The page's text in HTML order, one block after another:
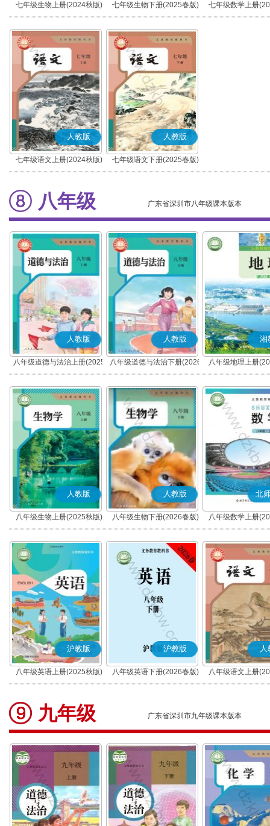
七年级生物上册(2024秋版) 七年级生物下册(2025春版) 七年级数学上册
人教版
七年级语文上册(2024秋版)
(部编版)
人教版
七年级语文下册(2025春版)
(部编版)
八年级 广东省深圳市八年级课本版本
人教版
八年级道德与法治上册(2025
秋版)(部编版)
人教版
八年级道德与法治下册(2026
春版)(部编版)
湘
八年级地理上册
人教版
八年级生物上册(2025秋版)
人教版
八年级生物下册(2026春版)
北
八年级数学上册
沪教版
八年级英语上册(2025秋版)
沪教版
八年级英语下册(2026春版)
人
八年级语文上册
(部编版)
九年级 广东省深圳市九年级课本版本